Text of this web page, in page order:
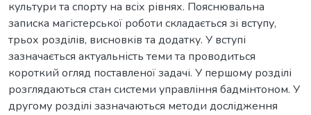
культури та спорту на всіх рівнях. Пояснювальна
записка магістерської роботи складається зі вступу,
трьох розділів, висновків та додатку. У вступі
зазначається актуальність теми та проводиться
короткий огляд поставленої задачі. У першому розділі
розглядаються стан системи управління бадмінтоном. У
другому розділі зазначаються методи дослідження